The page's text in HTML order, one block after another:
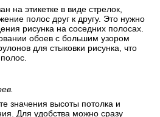
на этикетке в виде стрелок,
полос друг к другу. Это нужно
рисунка на соседних полосах.
обоев с большим узором
для стыковки рисунка, что
значения высоты потолка и
Для удобства можно сразу